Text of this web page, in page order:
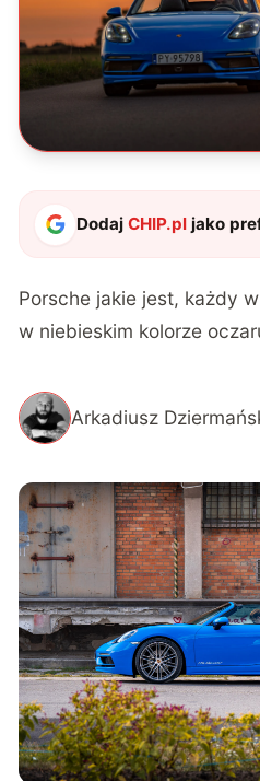
DodajCHIP.pl jako
Porsche jakie jest, każdy
w niebieskim kolorze
Arkadiusz